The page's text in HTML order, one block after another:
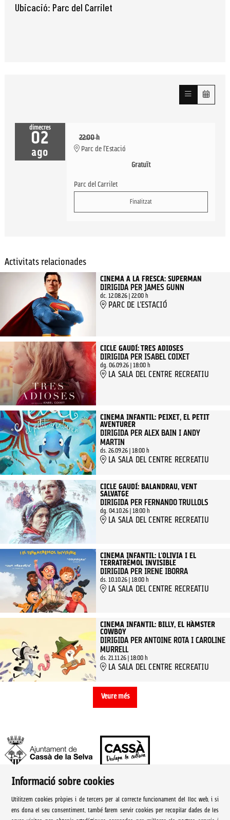
Ubicació: Parc del Carrilet
dimecres
02
ago
22:00 h
Parc de l'Estació
Gratuït
Parc del Carrilet
Finalitzat
Activitats relacionades
CINEMA A LA FRESCA: SUPERMAN
DIRIGIDA PER JAMES GUNN
dc. 12.08.26| 22:00 h
PARC DE L'ESTACIÓ
CICLE GAUDÍ: TRES ADIOSES
DIRIGIDA PER ISABEL COIXET
dg. 06.09.26| 18:00 h
LA SALA DEL CENTRE RECREATIU
CINEMA INFANTIL: PEIXET, EL PETIT
AVENTURER
DIRIGIDA PER ALEX BAIN I ANDY
MARTIN
ds. 26.09.26| 18:00 h
LA SALA DEL CENTRE RECREATIU
CICLE GAUDÍ: BALANDRAU, VENT
SALVATGE
DIRIGIDA PER FERNANDO TRULLOLS
dg. 04.10.26| 18:00 h
LA SALA DEL CENTRE RECREATIU
CINEMA INFANTIL: L'OLIVIA I EL
TERRATRÈMOL INVISIBLE
DIRIGIDA PER IRENE IBORRA
ds. 10.10.26| 18:00 h
LA SALA DEL CENTRE RECREATIU
CINEMA INFANTIL: BILLY, EL HÀMSTER
COWBOY
DIRIGIDA PER ANTOINE ROTA I CAROLINE
MURRELL
ds. 21.11.26| 18:00 h
LA SALA DEL CENTRE RECREATIU
Veure més
Ajuntament de Cassà de la Selva | Àrea de cultura
Rambla Onze de Setembre, 107
Informació sobre cookies
Utilitzem cookies pròpies i de tercers per al correcte funcionament del lloc web, i si
ens dona el seu consentiment, també farem servir cookies per recopilar dades de les